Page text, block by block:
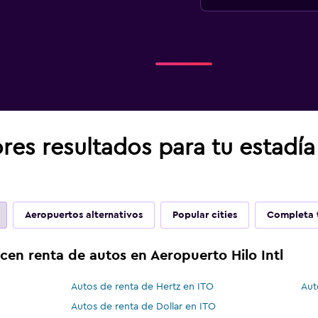
resultados para tu
Aeropuertos alternativos Popular cities Completa
renta de autos en Aeropuerto Hilo Intl
Autos de renta de Hertz en ITO
Autos de renta de Dollar en ITO